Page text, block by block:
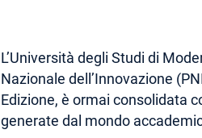
L’Università degli Studi di
Nazionale dell’Innovazione
Edizione, è ormai consolidata
generate dal mondo